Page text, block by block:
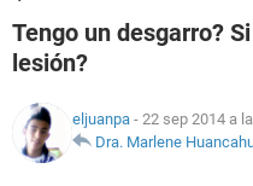
FAMILIA
NUTRICIÓN
Tengo un desgarro?
lesión?
eljuanpa - 22 sep 2014 a
Dra. Marlene